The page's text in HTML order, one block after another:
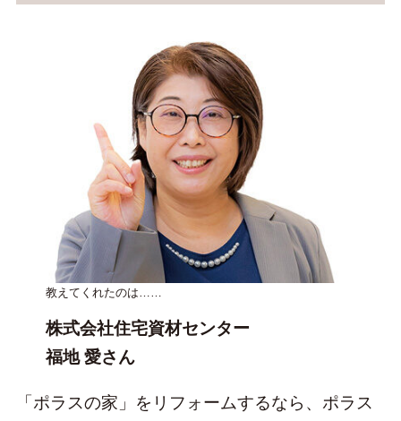
教えてくれたのは……
株式会社住宅資材センター
福地 愛さん
「ポラスの家」をリフォームするなら、ポラス